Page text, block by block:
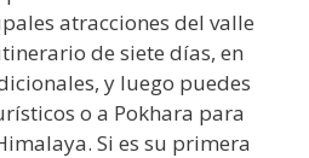
atracciones del valle
de siete días, en
y luego puedes
o a Pokhara para
Si es su primera